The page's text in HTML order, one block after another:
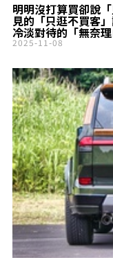
明明沒打算買卻說
見的「只逛不買客
冷淡對待的「無奈理
2025-11-08